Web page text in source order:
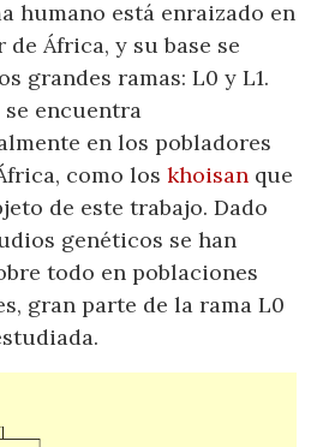
humano está enraizado en
África, y su base se
grandes ramas: L0 y L1.
se encuentra
en los pobladores
como loskhoisan que
de este trabajo. Dado
genéticos se han
todo en poblaciones
gran parte de la rama L0